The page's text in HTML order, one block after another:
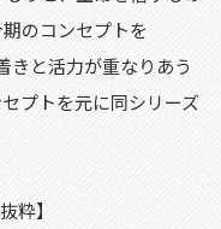
のコンセプトを
きと活力が重なりあう
プトを元に同シリーズ
粋】